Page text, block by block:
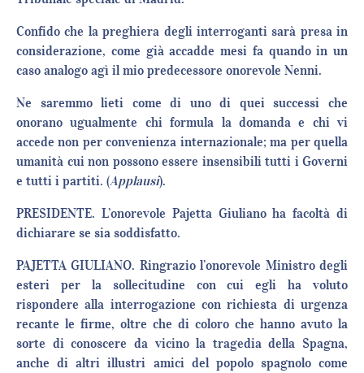
Confido che la preghiera degli interroganti sarà presa in
considerazione, come già accadde mesi fa quando in un
caso analogo agì il mio predecessore onorevole Nenni.
Ne saremmo lieti come di uno di quei successi che
onorano ugualmente chi formula la domanda e chi vi
accede non per convenienza internazionale; ma per quella
umanità cui non possono essere insensibili tutti i Governi
e tutti i partiti. (Applausi).
PRESIDENTE. L’onorevole Pajetta Giuliano ha facoltà di
dichiarare se sia soddisfatto.
PAJETTA GIULIANO. Ringrazio l’onorevole Ministro degli
esteri per la sollecitudine con cui egli ha voluto
rispondere alla interrogazione con richiesta di urgenza
recante le firme, oltre che di coloro che hanno avuto la
sorte di conoscere da vicino la tragedia della Spagna,
anche di altri illustri amici del popolo spagnolo come